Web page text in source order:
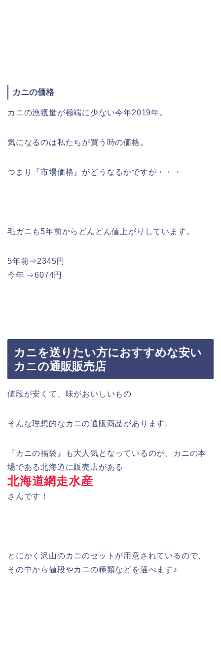
カニの価格
カニの漁獲量が極端に少ない今年2019年。
気になるのは私たちが買う時の価格。
つまり『市場価格』がどうなるかですが・・・
毛ガニも5年前からどんどん値上がりしています。
5年前⇒2345円
今年 ⇒6074円
カニを送りたい方におすすめな安い
カニの通販販売店
値段が安くて、味がおいしいもの
そんな理想的なカニの通販商品があります。
『カニの福袋』も大人気となっているのが、カニの本
場である北海道に販売店がある
北海道網走水産
さんです！
とにかく沢山のカニのセットが用意されているので、
その中から値段やカニの種類などを選べます♪